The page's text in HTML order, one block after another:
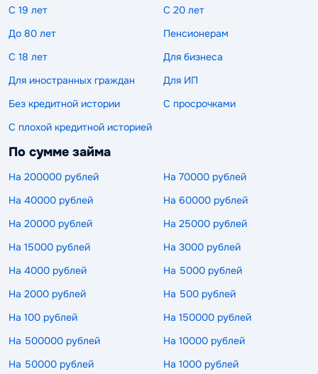
С 19 лет
С 20 лет
До 80 лет
Пенсионерам
С 18 лет
Для бизнеса
Для иностранных граждан
Для ИП
Без кредитной истории
С просрочками
С плохой кредитной историей
По сумме займа
На 200000 рублей
На 70000 рублей
На 40000 рублей
На 60000 рублей
На 20000 рублей
На 25000 рублей
На 15000 рублей
На 3000 рублей
На 4000 рублей
На 5000 рублей
На 2000 рублей
На 500 рублей
На 100 рублей
На 150000 рублей
На 500000 рублей
На 10000 рублей
На 50000 рублей
На 1000 рублей